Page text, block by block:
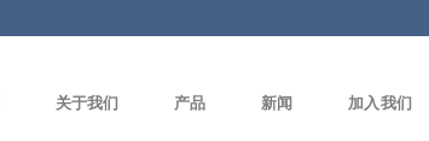
关于我们 产品 新闻 加入我们